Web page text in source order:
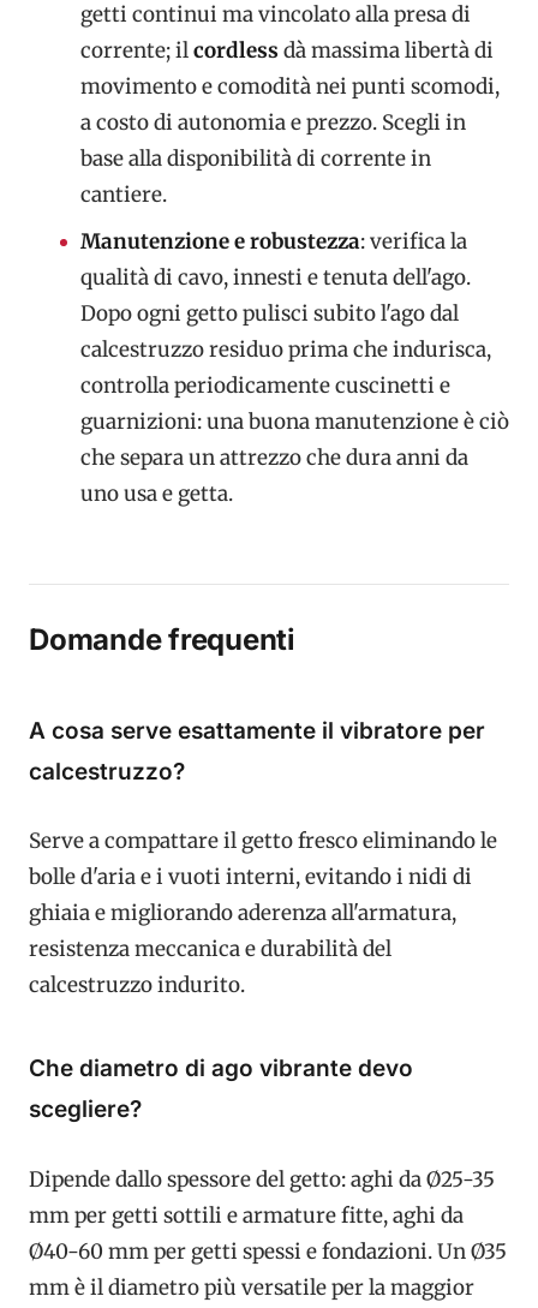
getti continui ma vincolato alla presa di
corrente; ilcordless dà massima libertà di
movimento e comodità nei punti scomodi,
a costo di autonomia e prezzo. Scegli in
base alla disponibilità di corrente in
cantiere.
Manutenzione e robustezza: verifica la
qualità di cavo, innesti e tenuta dell'ago.
Dopo ogni getto pulisci subito l'ago dal
calcestruzzo residuo prima che indurisca,
controlla periodicamente cuscinetti e
guarnizioni: una buona manutenzione è ciò
che separa un attrezzo che dura anni da
uno usa e getta.
Domande frequenti
A cosa serve esattamente il vibratore per
calcestruzzo?
Serve a compattare il getto fresco eliminando le
bolle d'aria e i vuoti interni, evitando i nidi di
ghiaia e migliorando aderenza all'armatura,
resistenza meccanica e durabilità del
calcestruzzo indurito.
Che diametro di ago vibrante devo
scegliere?
Dipende dallo spessore del getto: aghi da Ø25-35
mm per getti sottili e armature fitte, aghi da
Ø40-60 mm per getti spessi e fondazioni. Un Ø35
mm è il diametro più versatile per la maggior